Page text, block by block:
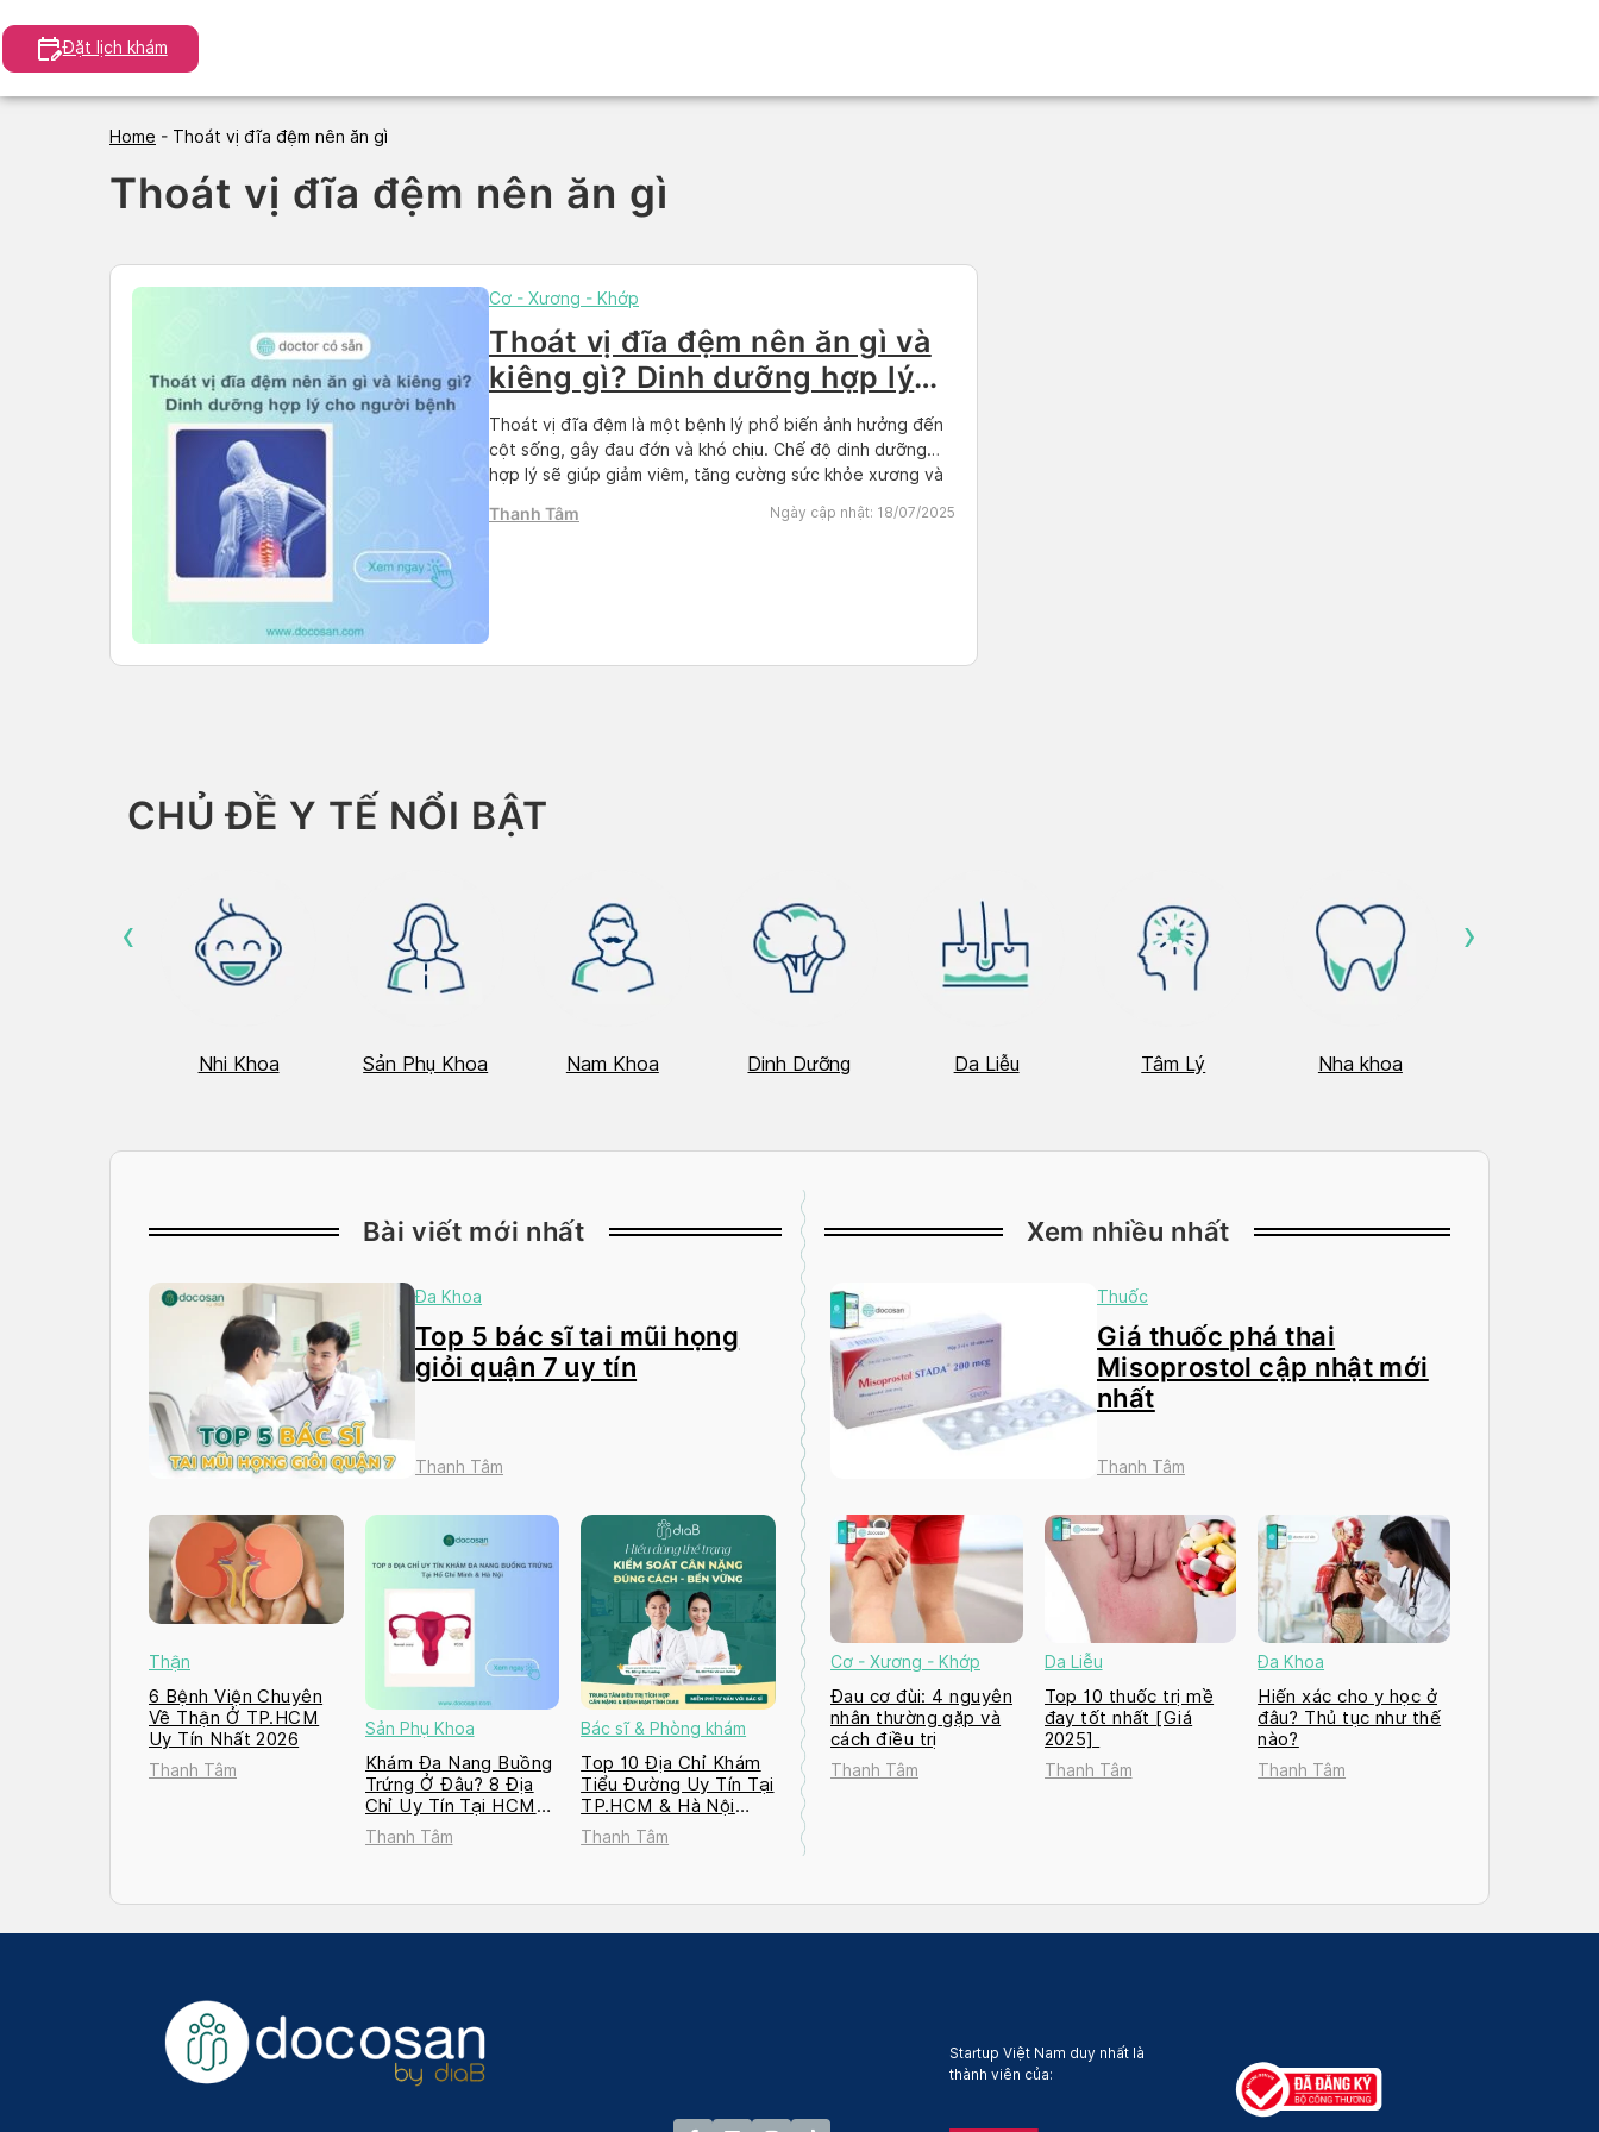
to
content
Đặt lịch khám
Home - Thoát vị đĩa đệm nên ăn gì
Thoát vị đĩa đệm nên ăn gì
Cơ - Xương - Khớp
Thoát vị đĩa đệm nên ăn gì và
kiêng gì? Dinh dưỡng hợp lý
cho người bệnh
Thoát vị đĩa đệm là một bệnh lý phổ biến ảnh hưởng đến
cột sống, gây đau đớn và khó chịu. Chế độ dinh dưỡng
hợp lý sẽ giúp giảm viêm, tăng cường sức khỏe xương và
tin chi tiết về các […]
Thanh Tâm Ngày cập nhật: 18/07/2025
CHỦ ĐỀ Y TẾ NỔI BẬT
Nhi Khoa Sản Phụ Khoa Nam Khoa Dinh Dưỡng Da Liễu Tâm Lý Nha khoa
‹ ›
Bài viết mới nhất
Đa Khoa
Top 5 bác sĩ tai mũi họng
giỏi quận 7 uy tín
Thanh Tâm
Thận
6 Bệnh Viện Chuyên
Về Thận Ở TP.HCM
Uy Tín Nhất 2026
Thanh Tâm
Sản Phụ Khoa
Khám Đa Nang Buồng
Trứng Ở Đâu? 8 Địa
Chỉ Uy Tín Tại HCM
và Hà Nội 2026
Thanh Tâm
Bác sĩ & Phòng khám
Top 10 Địa Chỉ Khám
Tiểu Đường Uy Tín Tại
TP.HCM & Hà Nội
2026
Thanh Tâm
Xem nhiều nhất
Thuốc
Giá thuốc phá thai
Misoprostol cập nhật mới
nhất
Thanh Tâm
Cơ - Xương - Khớp
Đau cơ đùi: 4 nguyên
nhân thường gặp và
cách điều trị
Thanh Tâm
Da Liễu
Top 10 thuốc trị mề
đay tốt nhất [Giá
2025]
Thanh Tâm
Đa Khoa
Hiến xác cho y học ở
đâu? Thủ tục như thế
nào?
Thanh Tâm
Startup Việt Nam duy nhất là
thành viên của: